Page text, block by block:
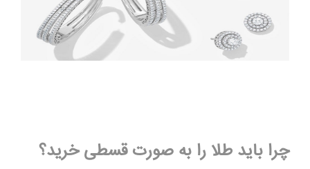
چرا باید طلا را به صورت قسطی خرید؟